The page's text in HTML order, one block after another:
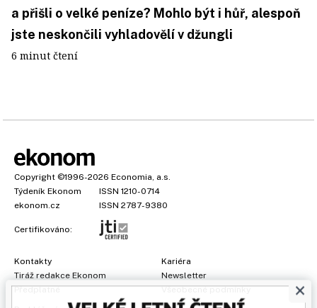
a přišli o velké peníze? Mohlo být i hůř, alespoň
jste neskončili vyhladovělí v džungli
6 minut čtení
Copyright ©1996-2026 Economia, a.s.
Týdeník Ekonom
ISSN 1210-0714
ekonom.cz
ISSN 2787-9380
Certifikováno:
Kontakty
Tiráž redakce Ekonom
Předplatné
Kariéra
Newsletter
Všeobecné podmínky
×